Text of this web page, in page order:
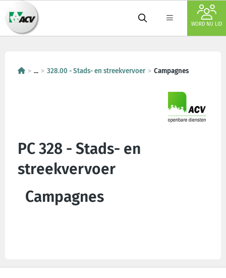
WORD NU LID
... 328.00 - Stads- en streekvervoer Campagnes
PC 328 - Stads- en
streekvervoer
Campagnes